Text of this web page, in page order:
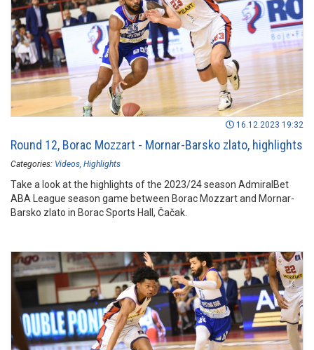
16.12.2023 19:32
Round 12, Borac Mozzart - Mornar-Barsko zlato, highlights
Categories: Videos Highlights
Take a look at the highlights of the 2023/24 season AdmiralBet
ABA League season game between Borac Mozzart and Mornar-
Barsko zlato in Borac Sports Hall, Čačak.